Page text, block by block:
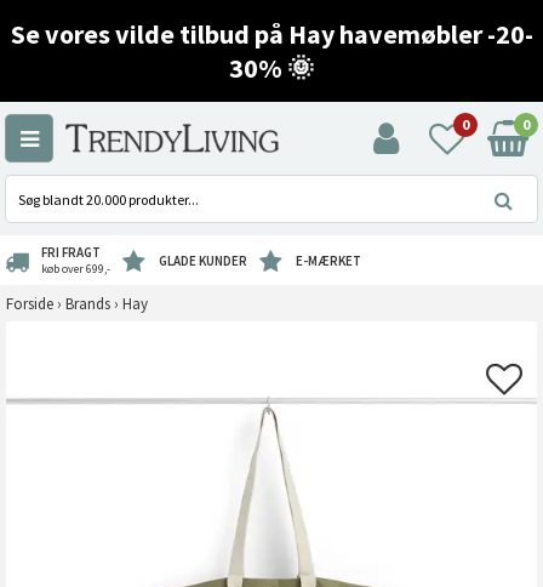
Se vores vilde tilbud på Hay havemøbler -20-
30% 🌞
0 0
FRI FRAGT
køb over 699,- GLADE KUNDER E-MÆRKET
Forside › Brands › Hay